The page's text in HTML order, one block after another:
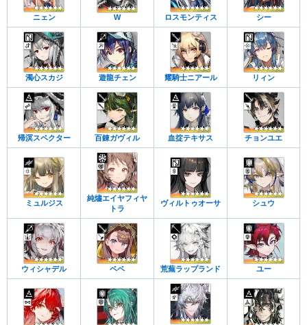
ニェン W ロスモンティス シー
濁心スカジ 遊龍チェン 耀騎士ニアール リィン
帰溟スペクター 百錬ガヴィル 血掟テキサス チョンユエ
ミュルジス
純燼エイヤフィヤ
トラ
ヴィルトゥオーサ シュウ
ウィシャデル ペペ 荒蕪ラップランド ユー